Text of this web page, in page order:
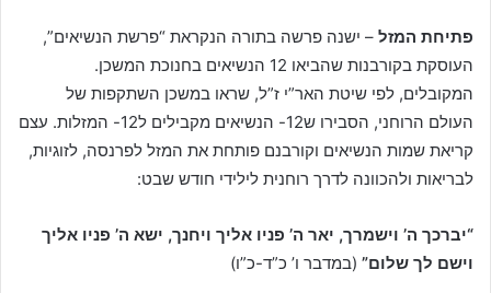
פתיחת המזל – ישנה פרשה בתורה הנקראת “פרשת הנשיאים”,
העוסקת בקורבנות שהביאו 12 הנשיאים בחנוכת המשכן.
המקובלים, לפי שיטת האר”י ז”ל, שראו במשכן השתקפות של
העולם הרוחני, הסבירו ש12- הנשיאים מקבילים ל12- המזלות. עצם
קריאת שמות הנשיאים וקורבנם פותחת את המזל לפרנסה, לזוגיות,
לבריאות ולהכוונה לדרך רוחנית לילידי חודש שבט:
“יברכך ה’ וישמרך, יאר ה’ פניו אליך ויחנך, ישא ה’ פניו אליך
וישם לך שלום” (במדבר ו’ כ”ד-כ”ו)